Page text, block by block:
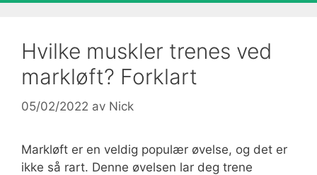
Hvilke muskler trenes ved
markløft? Forklart
05/02/2022 av Nick
Markløft er en veldig populær øvelse, og det er
ikke så rart. Denne øvelsen lar deg trene